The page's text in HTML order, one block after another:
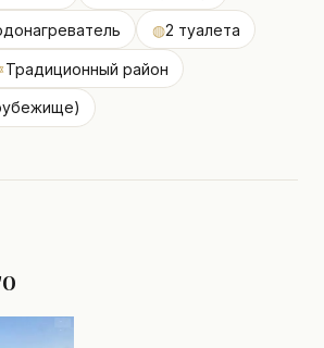
◍2 туалета
Традиционный район